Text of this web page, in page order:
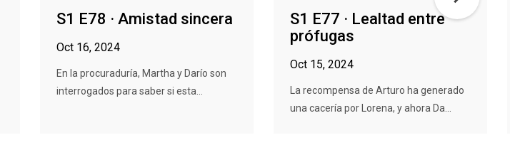
S1 E78 · Amistad sincera
Oct 16, 2024
En la procuraduría, Martha y Darío son
interrogados para saber si esta...
S1 E77 · Lealtad entre
prófugas
Oct 15, 2024
La recompensa de Arturo ha generado
una cacería por Lorena, y ahora Da...